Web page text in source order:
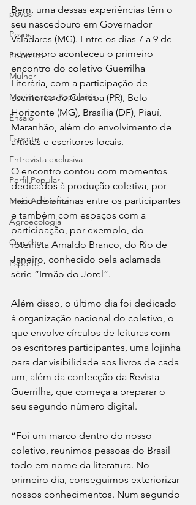
povos
Povos
Polêmica
Mulher
Movimentos Populares
Ensaio
Esporte
Entrevista exclusiva
Perfil Popular
Meio Ambiente
Agroecologia
Orgulho
Esporte
Bem, uma dessas experiências têm o
seu nascedouro em Governador
Valadares (MG). Entre os dias 7 a 9 de
novembro aconteceu o primeiro
encontro do coletivo Guerrilha
Literária, com a participação de
escritores de Curitiba (PR), Belo
Horizonte (MG), Brasília (DF), Piauí,
Maranhão, além do envolvimento de
artistas e escritores locais.
O encontro contou com momentos
dedicados à produção coletiva, por
meio de oficinas entre os participantes
e também com espaços com a
participação, por exemplo, do
roteirista Arnaldo Branco, do Rio de
Janeiro, conhecido pela aclamada
série “Irmão do Jorel”.
Além disso, o último dia foi dedicado
à organização nacional do coletivo, o
que envolve círculos de leituras com
os escritores participantes, uma lojinha
para dar visibilidade aos livros de cada
um, além da confecção da Revista
Guerrilha, que começa a preparar o
seu segundo número digital.
“Foi um marco dentro do nosso
coletivo, reunimos pessoas do Brasil
todo em nome da literatura. No
primeiro dia, conseguimos exteriorizar
nossos conhecimentos. Num segundo